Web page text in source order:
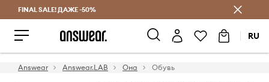
FINAL SALE! ДАЖЕ -50%
RU
Answear Answear.LAB Она Обувь